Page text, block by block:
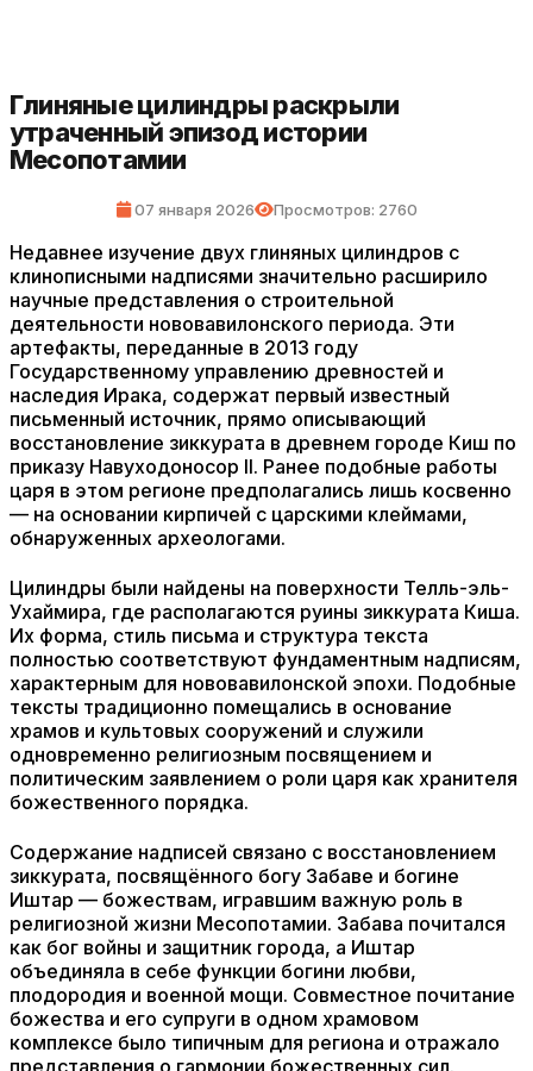
Глиняные цилиндры раскрыли
утраченный эпизод истории
Месопотамии
07 января 2026 Просмотров: 2760
Недавнее изучение двух глиняных цилиндров с
клинописными надписями значительно расширило
научные представления о строительной
деятельности нововавилонского периода. Эти
артефакты, переданные в 2013 году
Государственному управлению древностей и
наследия Ирака, содержат первый известный
письменный источник, прямо описывающий
восстановление зиккурата в древнем городе Киш по
приказу Навуходоносор II. Ранее подобные работы
царя в этом регионе предполагались лишь косвенно
— на основании кирпичей с царскими клеймами,
обнаруженных археологами.
Цилиндры были найдены на поверхности Телль-эль-
Ухаймира, где располагаются руины зиккурата Киша.
Их форма, стиль письма и структура текста
полностью соответствуют фундаментным надписям,
характерным для нововавилонской эпохи. Подобные
тексты традиционно помещались в основание
храмов и культовых сооружений и служили
одновременно религиозным посвящением и
политическим заявлением о роли царя как хранителя
божественного порядка.
Содержание надписей связано с восстановлением
зиккурата, посвящённого богу Забаве и богине
Иштар — божествам, игравшим важную роль в
религиозной жизни Месопотамии. Забава почитался
как бог войны и защитник города, а Иштар
объединяла в себе функции богини любви,
плодородия и военной мощи. Совместное почитание
божества и его супруги в одном храмовом
комплексе было типичным для региона и отражало
представления о гармонии божественных сил.